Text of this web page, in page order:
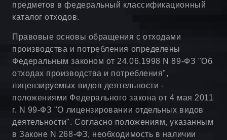
предметов в федеральный классификационный
каталог отходов.
Правовые основы обращения с отходами
производства и потребления определены
Федеральным законом от 24.06.1998 N 89-ФЗ "Об
отходах производства и потребления",
лицензируемых видов деятельности -
положениями Федерального закона от 4 мая 2011
г. N 99-ФЗ "О лицензировании отдельных видов
деятельности". Согласно положениям, указанным
в Законе N 268-ФЗ, необходимость в наличии